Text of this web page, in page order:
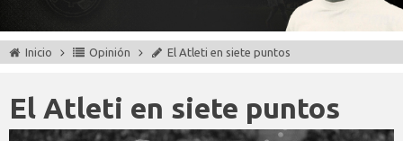
Inicio Opinión El Atleti en siete puntos
El Atleti en siete puntos